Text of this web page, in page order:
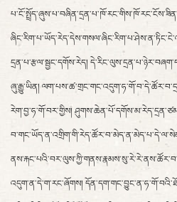
དྲན་པ་རྩལ་སྦྱང་དགོས་རེད།
ཞུ་རྒྱུ་ཡིན།
རེག་བྱ་ཧ་གོ་བར་གྱིས།
འདུག་ན་དེ་ག་རང་ཞོགས།